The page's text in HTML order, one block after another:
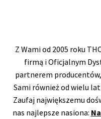
Z Wami od 2005 roku
firmą i Oficjalnym
partnerem
Sami również od wielu
Zaufaj największemu
nas najlepsze nasiona: